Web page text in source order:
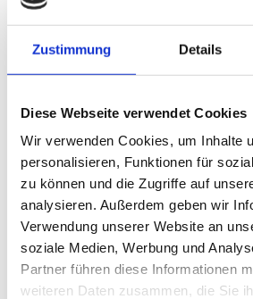
Zustimmung Details
Diese Webseite verwendet Cookies
Wir verwenden Cookies, um Inhalte
personalisieren, Funktionen für
zu können und die Zugriffe auf
analysieren. Außerdem geben wir
Verwendung unserer Website an
soziale Medien, Werbung und
Partner führen diese Informationen
weiteren Daten zusammen, die Sie
EINZELZIMMER